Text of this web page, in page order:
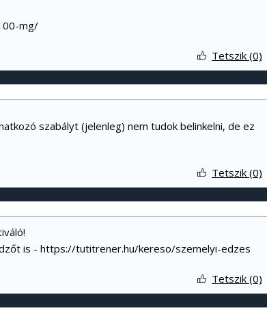
mg/
Tetszik (0)
szabályt (jelenleg) nem tudok belinkelni, de ez
Tetszik (0)
is - https://tutitrener.hu/kereso/szemelyi-edzes
Tetszik (0)